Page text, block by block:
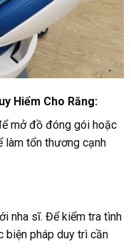
Hiểm Cho Răng:
mở đồ đóng gói hoặc
làm tổn thương cạnh
nha sĩ. Để kiểm tra tình
biện pháp duy trì cần